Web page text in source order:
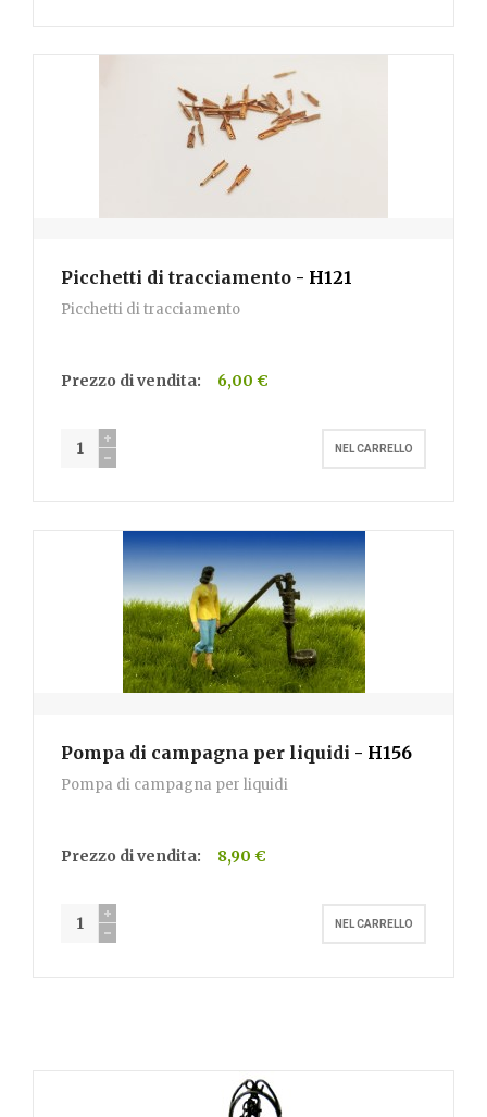
Picchetti di tracciamento - H121
Picchetti di tracciamento
Prezzo di vendita: 6,00 €
Pompa di campagna per liquidi - H156
Pompa di campagna per liquidi
Prezzo di vendita: 8,90 €